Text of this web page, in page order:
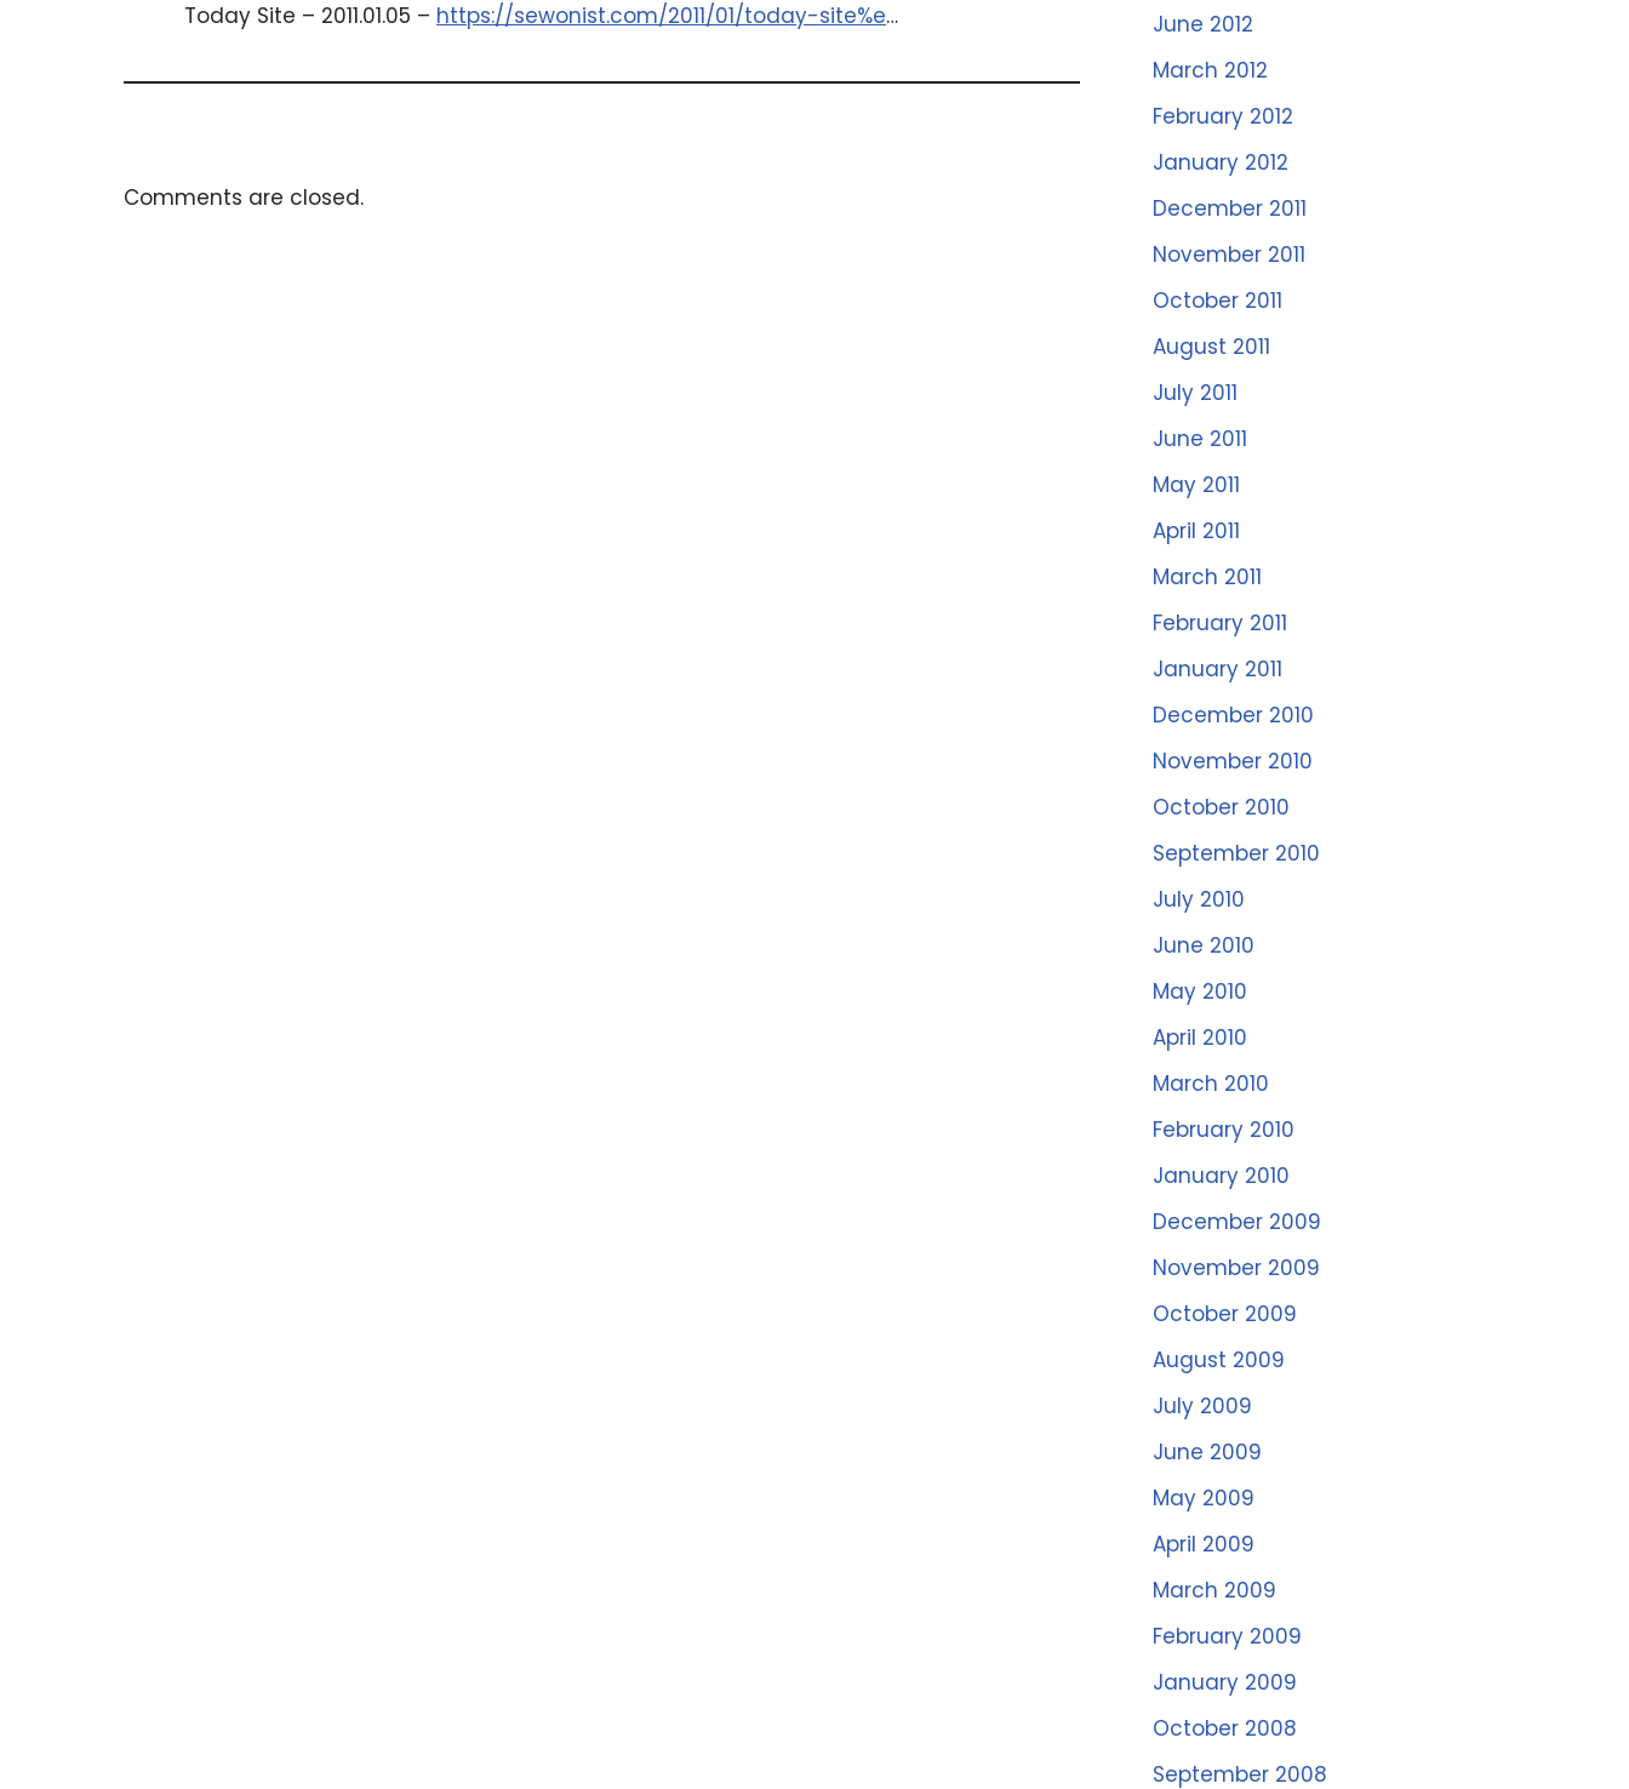
Today Site – 2011.01.05 – https://sewonist.com/2011/01/today-site%e…
Comments are closed.
June 2012
March 2012
February 2012
January 2012
December 2011
November 2011
October 2011
August 2011
July 2011
June 2011
May 2011
April 2011
March 2011
February 2011
January 2011
December 2010
November 2010
October 2010
September 2010
July 2010
June 2010
May 2010
April 2010
March 2010
February 2010
January 2010
December 2009
November 2009
October 2009
August 2009
July 2009
June 2009
May 2009
April 2009
March 2009
February 2009
January 2009
October 2008
September 2008